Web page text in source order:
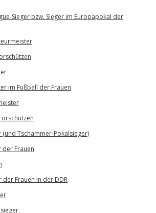
Sieger bzw. Sieger im Europapokal der
im Fußball der Frauen
(und Tschammer-Pokalsieger)
der Frauen
der Frauen in der DDR